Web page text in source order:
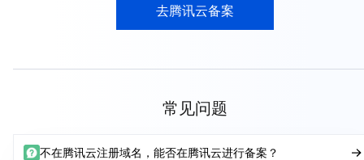
去腾讯云备案
常见问题
不在腾讯云注册域名，能否在腾讯云进行备案？